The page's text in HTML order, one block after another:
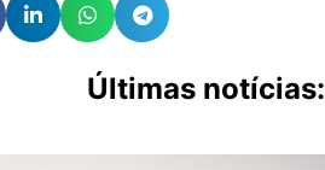
Últimas notícias: